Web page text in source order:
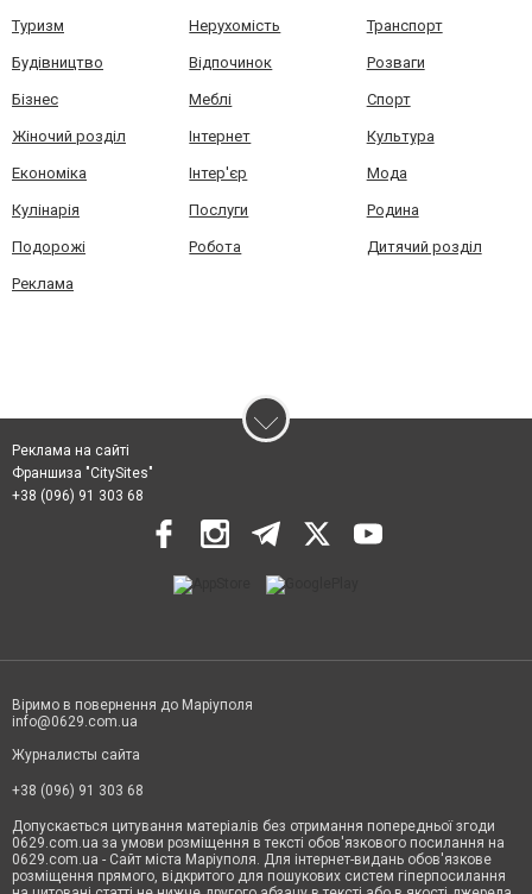
Туризм Нерухомість Транспорт
Будівництво Відпочинок Розваги
Бізнес Меблі Спорт
Жіночий розділ Інтернет Культура
Економіка Інтер'єр Мода
Кулінарія Послуги Родина
Подорожі Робота Дитячий розділ
Реклама
Реклама на сайті
Франшиза "CitySites"
+38 (096) 91 303 68
Віримо в повернення до Маріуполя
info@0629.com.ua
Журналисты сайта
+38 (096) 91 303 68
Допускається цитування матеріалів без отримання попередньої згоди
0629.com.ua за умови розміщення в тексті обов'язкового посилання на
0629.com.ua - Сайт міста Маріуполя. Для інтернет-видань обов'язкове
розміщення прямого, відкритого для пошукових систем гіперпосилання